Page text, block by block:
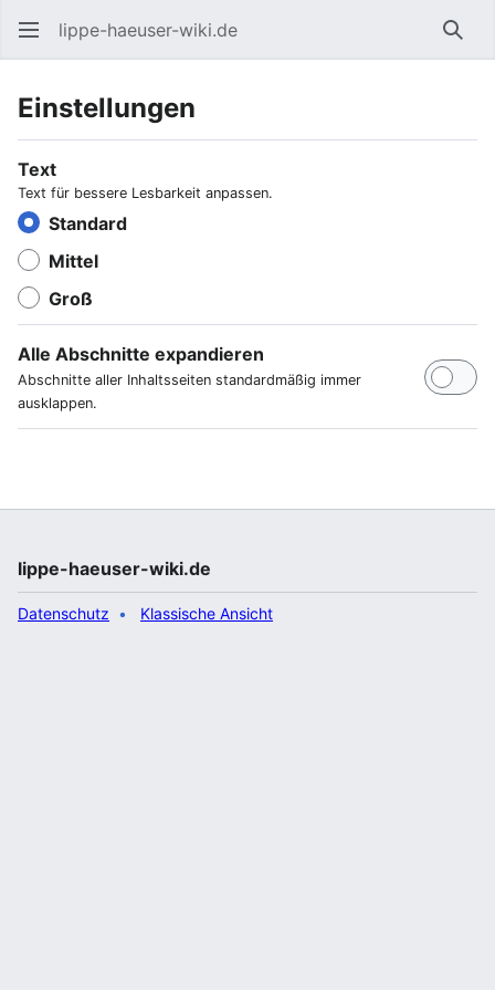
lippe-haeuser-wiki.de
Einstellungen
Text
Text für bessere Lesbarkeit anpassen.
Standard
Mittel
Groß
Alle Abschnitte expandieren
Abschnitte aller Inhaltsseiten standardmäßig immer
ausklappen.
lippe-haeuser-wiki.de
Datenschutz Klassische Ansicht